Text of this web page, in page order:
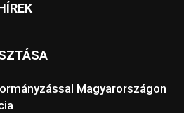
Magyarországon